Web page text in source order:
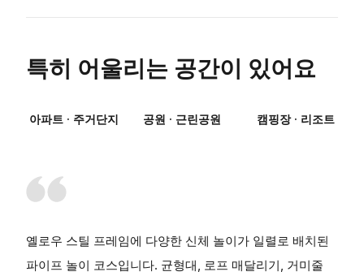
특히 어울리는 공간이 있어요
아파트 · 주거단지 공원 · 근린공원 캠핑장 · 리조트
옐로우 스틸 프레임에 다양한 신체 놀이가 일렬로 배치된
파이프 놀이 코스입니다. 균형대, 로프 매달리기, 거미줄